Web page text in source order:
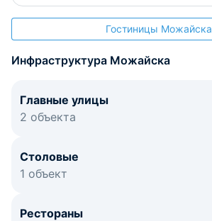
Гостиницы Можайска
Инфраструктура Можайска
Главные улицы
2 объекта
Столовые
1 объект
Рестораны